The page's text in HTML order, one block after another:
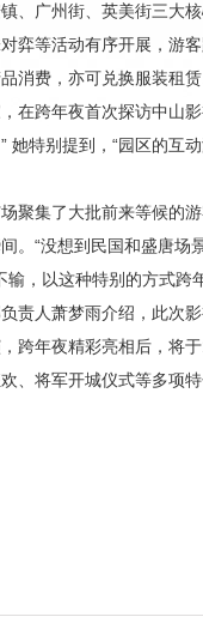
、广州街、英美街三大
弈等活动有序开展，游
消费，亦可兑换服装租
在跨年夜首次探访中山
她特别提到，“园区的互
聚集了大批前来等候的
。“没想到民国和盛唐场
输，以这种特别的方式跨
责人萧梦雨介绍，此次
跨年夜精彩亮相后，将
、将军开城仪式等多项特